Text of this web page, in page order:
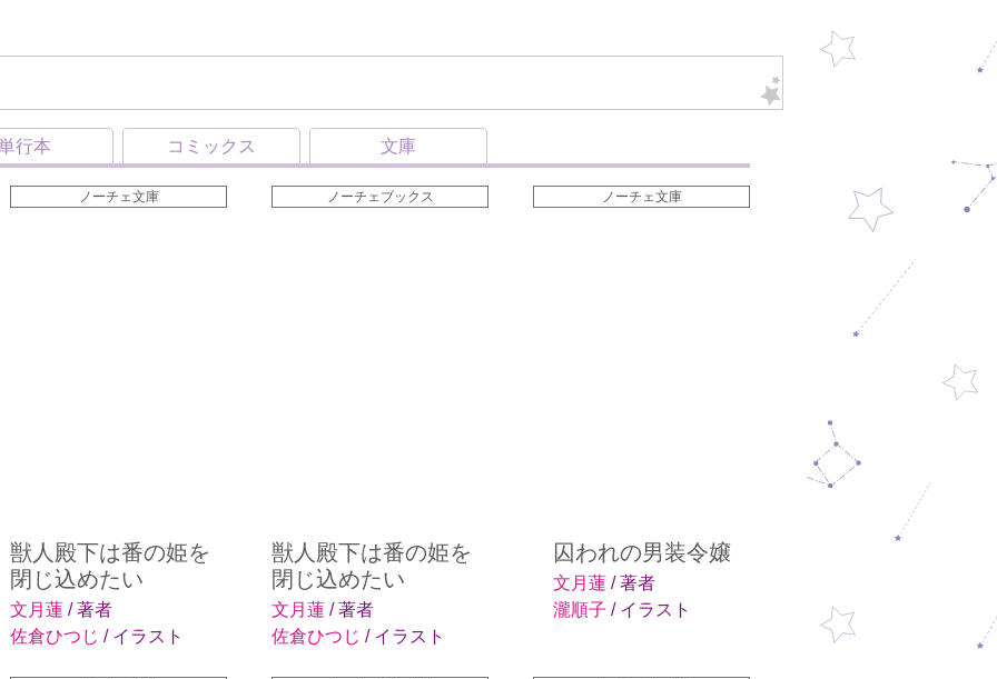
行本 コミックス 文庫
ノーチェ文庫
獣人殿下は番の姫を
閉じ込めたい
文月蓮 / 著者
佐倉ひつじ / イラスト
ノーチェブックス
獣人殿下は番の姫を
閉じ込めたい
文月蓮 / 著者
佐倉ひつじ / イラスト
ノーチェ文庫
囚われの男装令嬢
文月蓮 / 著者
瀧順子 / イラスト